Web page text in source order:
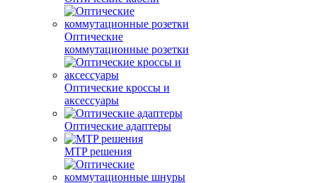
Оптические
коммутационные розетки
Оптические кроссы и
аксессуары
Оптические адаптеры
MTP решения